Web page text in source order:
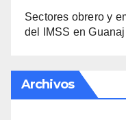
Sectores obrero y
del IMSS en
Archivos